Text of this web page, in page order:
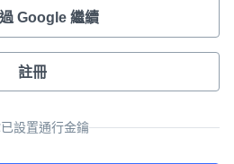
Google 繼續
註冊
設置通行金鑰